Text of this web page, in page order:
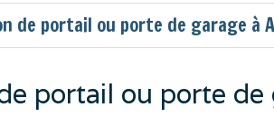
de portail ou porte de garage à
portail ou porte